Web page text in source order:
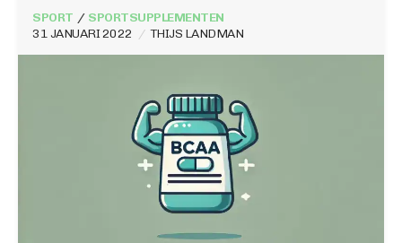
31 JANUARI 2022 THIJS LANDMAN
SPORT SPORTSUPPLEMENTEN